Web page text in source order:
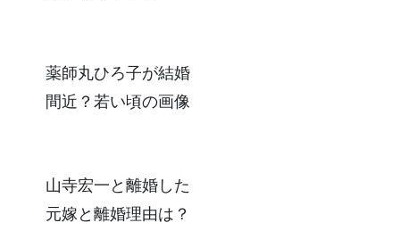
薬師丸ひろ子が結婚
間近？若い頃の画像
山寺宏一と離婚した
元嫁と離婚理由は？